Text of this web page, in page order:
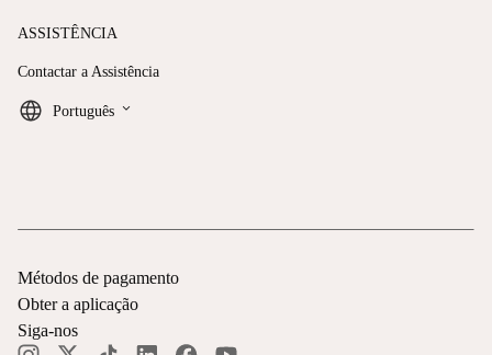
ASSISTÊNCIA
Contactar a Assistência
Português keyboard_arrow_down
Métodos de pagamento
Obter a aplicação
Siga-nos